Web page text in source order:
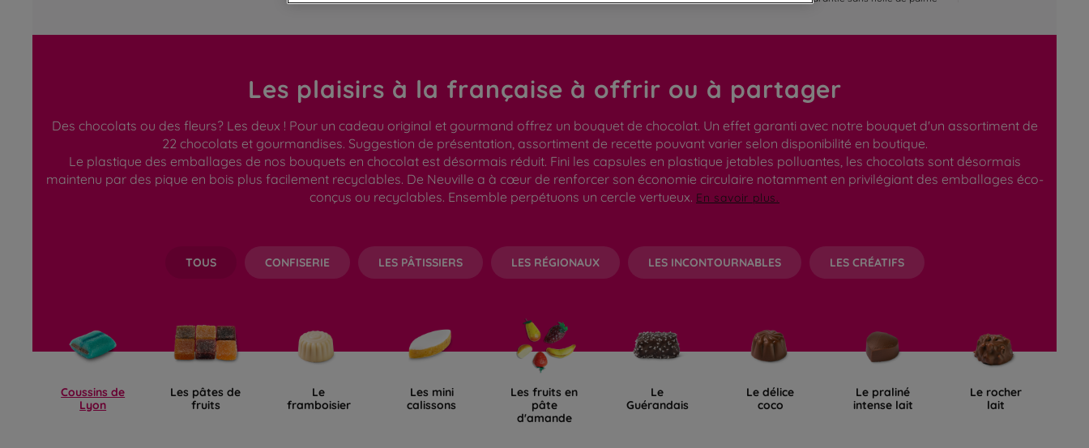
Les plaisirs à la française à offrir ou à partager
Des chocolats ou des fleurs? Les deux ! Pour un cadeau original et gourmand offrez un bouquet de chocolat. Un effet garanti avec notre bouquet d'un assortiment de
22 chocolats et gourmandises. Suggestion de présentation, assortiment de recette pouvant varier selon disponibilité en boutique.
Le plastique des emballages de nos bouquets en chocolat est désormais réduit. Fini les capsules en plastique jetables polluantes, les chocolats sont désormais
maintenu par des pique en bois plus facilement recyclables. De Neuville a à cœur de renforcer son économie circulaire notamment en privilégiant des emballages éco-
conçus ou recyclables. Ensemble perpétuons un cercle vertueux. En savoir plus.
TOUS CONFISERIE LES PÂTISSIERS LES RÉGIONAUX LES INCONTOURNABLES LES CRÉATIFS
Coussins de
Lyon
Les pâtes de
fruits
Le
framboisier
Les mini
calissons
Les fruits en
pâte
d'amande
Le
Guérandais
Le délice
coco
Le praliné
intense lait
Le rocher
lait